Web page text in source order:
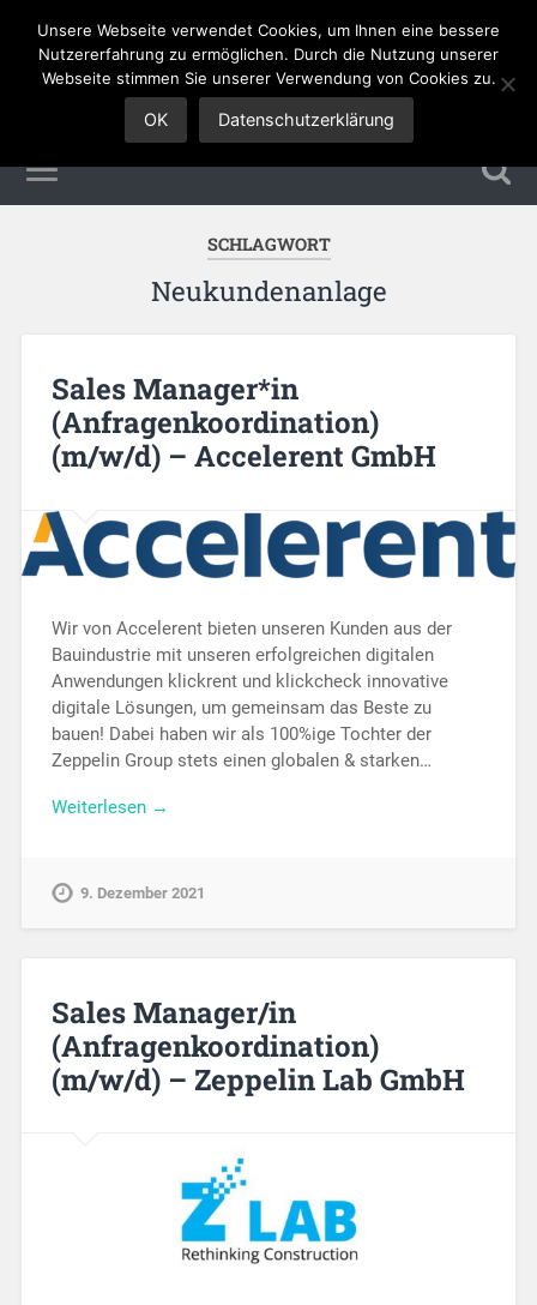
Sales Jobs
SCHLAGWORT
Neukundenanlage
Sales Manager*in
(Anfragenkoordination)
(m/w/d) – Accelerent GmbH
Wir von Accelerent bieten unseren Kunden aus der
Bauindustrie mit unseren erfolgreichen digitalen
Anwendungen klickrent und klickcheck innovative
digitale Lösungen, um gemeinsam das Beste zu
bauen! Dabei haben wir als 100%ige Tochter der
Zeppelin Group stets einen globalen & starken…
Weiterlesen →
9. Dezember 2021
Sales Manager/in
(Anfragenkoordination)
(m/w/d) – Zeppelin Lab GmbH
Unsere Webseite verwendet Cookies, um Ihnen eine bessere
Nutzererfahrung zu ermöglichen. Durch die Nutzung unserer
Webseite stimmen Sie unserer Verwendung von Cookies zu.
OK Datenschutzerklärung